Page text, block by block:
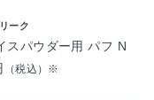
ーク
スパウダー用 パフ N
（税込）※